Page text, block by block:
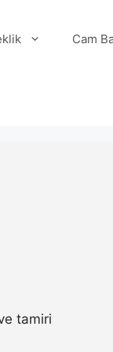
Cam
tamiri